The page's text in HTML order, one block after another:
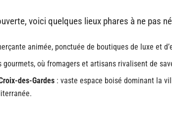
voici quelques lieux phares à ne pas
animée, ponctuée de boutiques de luxe et
gourmets, où fromagers et artisans rivalisent de
des-Gardes : vaste espace boisé dominant la